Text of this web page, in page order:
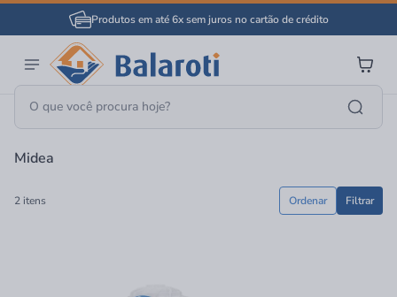
Produtos em até 6x sem juros no cartão de crédito
Página Inicial Midea
Midea
2 itens Filtrar
Ordenar